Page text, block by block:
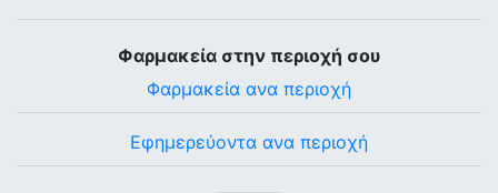
Φαρμακεία στην περιοχή σου
Φαρμακεία ανα περιοχή
Εφημερεύοντα ανα περιοχή